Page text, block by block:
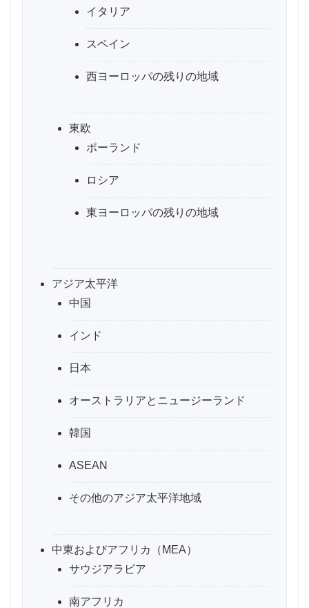
イタリア
スペイン
西ヨーロッパの残りの地域
東欧
ポーランド
ロシア
東ヨーロッパの残りの地域
アジア太平洋
中国
インド
日本
オーストラリアとニュージーランド
韓国
ASEAN
その他のアジア太平洋地域
中東およびアフリカ（MEA）
サウジアラビア
南アフリカ